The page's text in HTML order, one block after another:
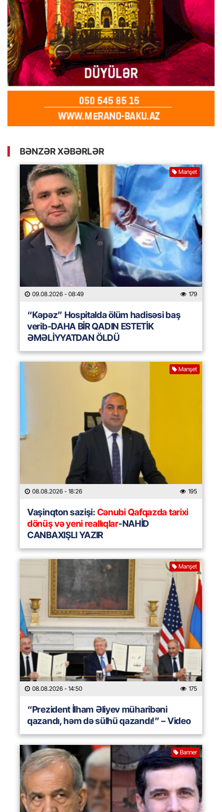
BƏNZƏR XƏBƏRLƏR
Manşet
09.08.2026 - 08:49 179
“Kəpəz” Hospitalda ölüm hadisəsi baş
verib-DAHA BİR QADIN ESTETİK
ƏMƏLİYYATDAN ÖLDÜ
Manşet
08.08.2026 - 18:26 195
Vaşinqton sazişi:Cənubi Qafqazda tarixi
dönüş və yeni reallıqlar-NAHİD
CANBAXIŞLI YAZIR
Manşet
08.08.2026 - 14:50 175
“Prezident İlham Əliyev müharibəni
qazandı, həm də sülhü qazandı!” – Video
Banner